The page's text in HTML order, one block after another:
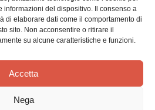
informazioni del dispositivo. Il consenso a
di elaborare dati come il comportamento di
sito. Non acconsentire o ritirare il
su alcune caratteristiche e funzioni.
Accetta
Nega
insieme!